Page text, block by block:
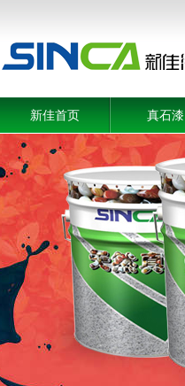
新佳首页 真石漆